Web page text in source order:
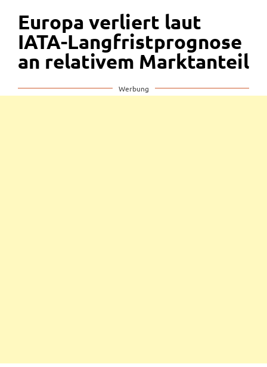
Europa verliert laut
IATA-Langfristprognose
an relativem Marktanteil
Werbung